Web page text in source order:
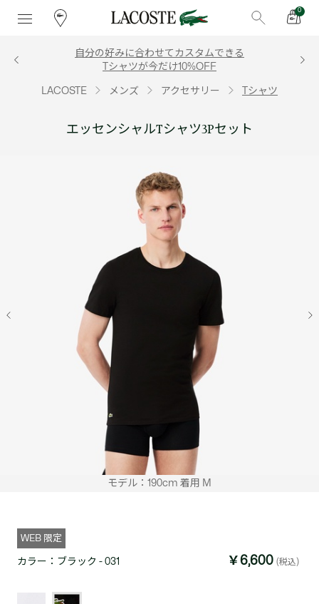
0
自分の好みに合わせてカスタムできる
Tシャツが今だけ10%OFF
LACOSTE メンズ アクセサリー Tシャツ
エッセンシャルTシャツ3Pセット
モデル：190cm 着用 M
WEB 限定
カラー： ブラック - 031 ￥6,600 (税込)